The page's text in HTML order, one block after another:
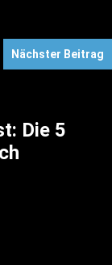
Nächster Beitrag
Die 5